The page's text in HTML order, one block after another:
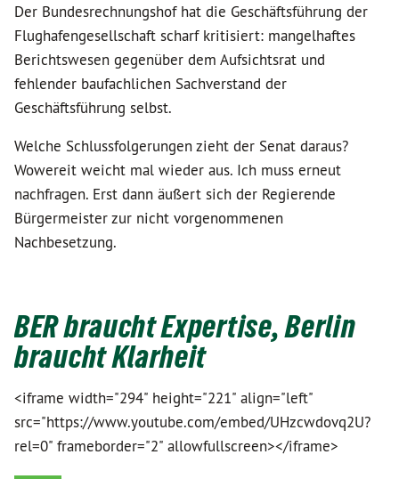
Der Bundesrechnungshof hat die Geschäftsführung der
Flughafengesellschaft scharf kritisiert: mangelhaftes
Berichtswesen gegenüber dem Aufsichtsrat und
fehlender baufachlichen Sachverstand der
Geschäftsführung selbst.
Welche Schlussfolgerungen zieht der Senat daraus?
Wowereit weicht mal wieder aus. Ich muss erneut
nachfragen. Erst dann äußert sich der Regierende
Bürgermeister zur nicht vorgenommenen
Nachbesetzung.
BER braucht Expertise, Berlin
braucht Klarheit
<iframe width="294" height="221" align="left"
src="https://www.youtube.com/embed/UHzcwdovq2U?
rel=0" frameborder="2" allowfullscreen></iframe>